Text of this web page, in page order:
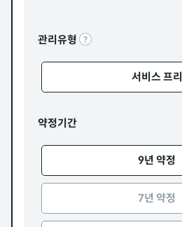
관리유형
서비스 프리
약정기간
9년 약정
7년 약정